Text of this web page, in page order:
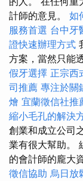
計師的意見。 如
服務首選 台中牙
證快速辦理方式
方案，當然只能
假牙選擇 正宗西
司推薦 專注於關
燴 宜蘭徵信社推
縮小毛孔的解決
創業和成立公司
業有很大幫助。
的會計師的龐大
徵信協助 烏日放